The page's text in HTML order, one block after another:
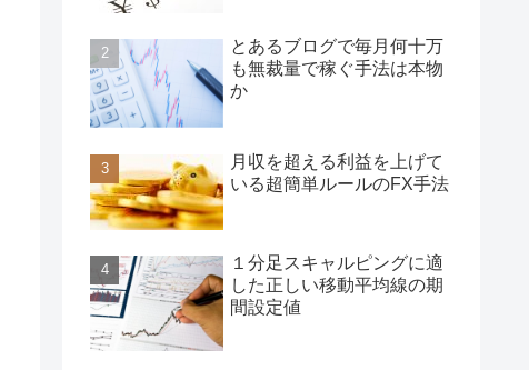
とあるブログで毎月何十万
も無裁量で稼ぐ手法は本物
か
月収を超える利益を上げて
いる超簡単ルールのFX手法
１分足スキャルピングに適
した正しい移動平均線の期
間設定値